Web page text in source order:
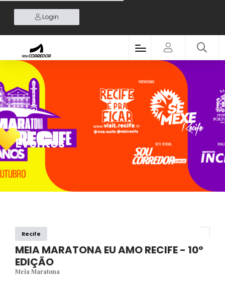
Login
Eventos
Recife
MEIA MARATONA EU AMO RECIFE - 10°
EDIÇÃO
Meia Maratona